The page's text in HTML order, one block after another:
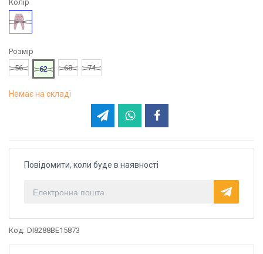
Колір
Рожевий
Розмір
56
62 68 74
Немає на складі
Повідомити, коли буде в наявності
Код: DI8288BE15873